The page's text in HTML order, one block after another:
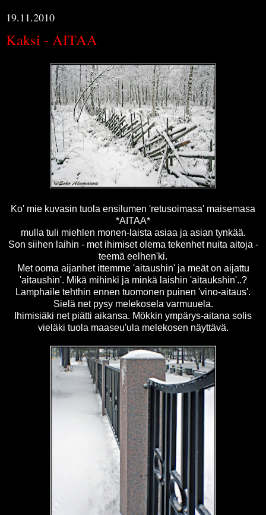
19.11.2010
Kaksi - AITAA
Ko' mie kuvasin tuola ensilumen 'retusoimasa' maisemasa
*AITAA*
mulla tuli miehlen monen-laista asiaa ja asian tynkää.
Son siihen laihin - met ihimiset olema tekenhet nuita aitoja -
teemä eelhen'ki.
Met ooma aijanhet ittemme 'aitaushin' ja meät on aijattu
'aitaushin'. Mikä mihinki ja minkä laishin 'aitaukshin'..?
Lamphaile tehthin ennen tuomonen puinen 'vino-aitaus'.
Sielä net pysy melekosela varmuuela.
Ihimisiäki net piätti aikansa. Mökkin ympärys-aitana solis
vieläki tuola maaseu'ula melekosen näyttävä.